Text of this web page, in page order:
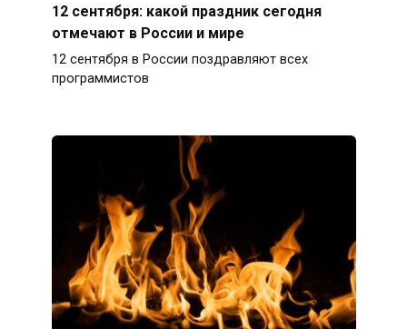
12 сентября: какой праздник сегодня
отмечают в России и мире
12 сентября в России поздравляют всех
программистов